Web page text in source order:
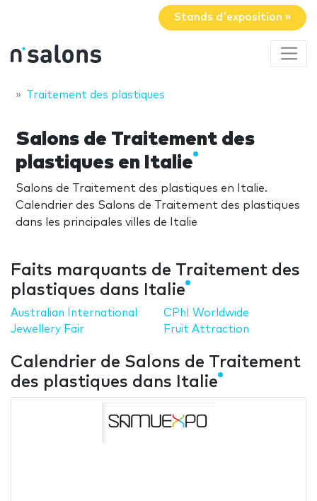
Stands d'exposition »
Traitement des plastiques
Salons de Traitement des
plastiques en Italie
Salons de Traitement des plastiques en Italie.
Calendrier des Salons de Traitement des plastiques
dans les principales villes de Italie
Faits marquants de Traitement des
plastiques dans Italie
Australian International
Jewellery Fair
CPhI Worldwide
Fruit Attraction
Calendrier de Salons de Traitement
des plastiques dans Italie